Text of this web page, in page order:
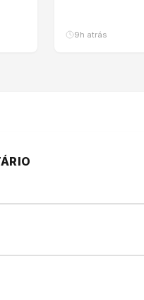
9h atrás